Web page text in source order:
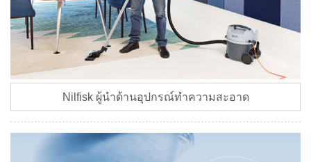
​Nilfisk ผู้นำด้านอุปกรณ์ทำความสะอาด